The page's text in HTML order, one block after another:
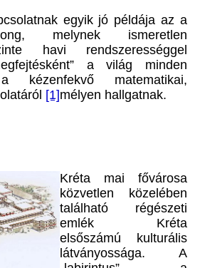
egyik jó példája az a
melynek ismeretlen
havi rendszerességgel
a világ minden
matematikai,
[1]mélyen hallgatnak.
Kréta mai fővárosa
közvetlen közelében
található régészeti
emlék Kréta
elsőszámú kulturális
látványossága. A